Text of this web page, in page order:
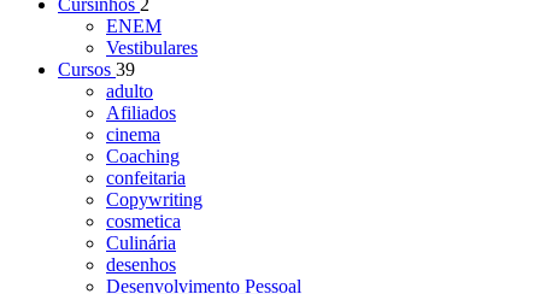
Cursinhos 2
ENEM
Vestibulares
Cursos 39
adulto
Afiliados
cinema
Coaching
confeitaria
Copywriting
cosmetica
Culinária
desenhos
Desenvolvimento Pessoal